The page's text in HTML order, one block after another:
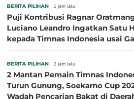
BERITA PILIHAN 1 jam lalu
Puji Kontribusi Ragnar
Luciano Leandro Ingatkan Satu
kepada Timnas Indonesia usai
BERITA PILIHAN 2 jam lalu
2 Mantan Pemain Timnas
Turun Gunung, Soekarno Cup
Wadah Pencarian Bakat di